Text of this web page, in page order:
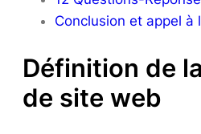
Conclusion et appel à
Définition de
de site web